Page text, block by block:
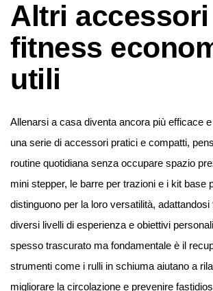
Altri accessori
fitness
utili
Allenarsi a casa diventa ancora più efficace
una serie di accessori pratici e compatti,
routine quotidiana senza occupare spazio
mini stepper, le barre per trazioni e i kit base
distinguono per la loro versatilità,
diversi livelli di esperienza e obiettivi
spesso trascurato ma fondamentale è il
strumenti come i rulli in schiuma aiutano a
migliorare la circolazione e prevenire